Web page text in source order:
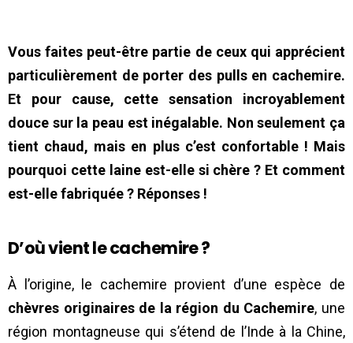
Vous faites peut-être partie de ceux qui apprécient
particulièrement de porter des pulls en cachemire.
Et pour cause, cette sensation incroyablement
douce sur la peau est inégalable. Non seulement ça
tient chaud, mais en plus c’est confortable ! Mais
pourquoi cette laine est-elle si chère ? Et comment
est-elle fabriquée ? Réponses !
D’où vient le cachemire ?
À l’origine, le cachemire provient d’une espèce de
chèvres originaires de la région du Cachemire, une
région montagneuse qui s’étend de l’Inde à la Chine,